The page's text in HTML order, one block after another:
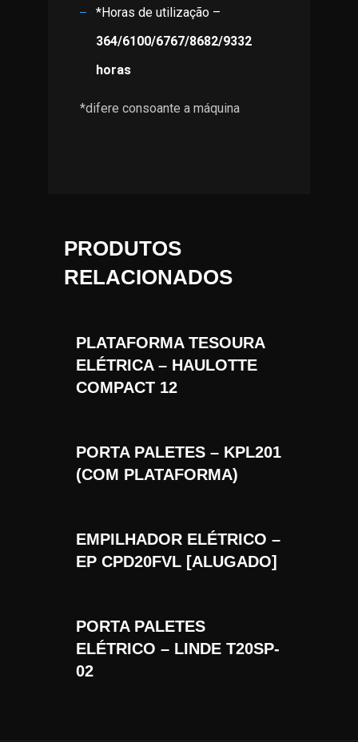
*Horas de utilização –
364/6100/6767/8682/9332
horas
*difere consoante a máquina
PRODUTOS
RELACIONADOS
PLATAFORMA TESOURA
ELÉTRICA – HAULOTTE
COMPACT 12
PORTA PALETES – KPL201
(COM PLATAFORMA)
EMPILHADOR ELÉTRICO –
EP CPD20FVL [ALUGADO]
PORTA PALETES
ELÉTRICO – LINDE T20SP-
02